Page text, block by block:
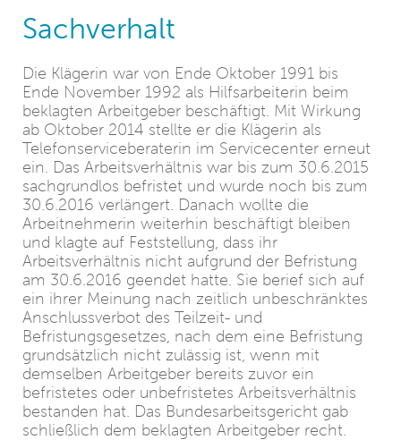
Sachverhalt
Die Klägerin war von Ende Oktober 1991 bis
Ende November 1992 als Hilfsarbeiterin beim
beklagten Arbeitgeber beschäftigt. Mit Wirkung
ab Oktober 2014 stellte er die Klägerin als
Telefonserviceberaterin im Servicecenter erneut
ein. Das Arbeitsverhältnis war bis zum 30.6.2015
sachgrundlos befristet und wurde noch bis zum
30.6.2016 verlängert. Danach wollte die
Arbeitnehmerin weiterhin beschäftigt bleiben
und klagte auf Feststellung, dass ihr
Arbeitsverhältnis nicht aufgrund der Befristung
am 30.6.2016 geendet hatte. Sie berief sich auf
ein ihrer Meinung nach zeitlich unbeschränktes
Anschlussverbot des Teilzeit- und
Befristungsgesetzes, nach dem eine Befristung
grundsätzlich nicht zulässig ist, wenn mit
demselben Arbeitgeber bereits zuvor ein
befristetes oder unbefristetes Arbeitsverhältnis
bestanden hat. Das Bundesarbeitsgericht gab
schließlich dem beklagten Arbeitgeber recht.